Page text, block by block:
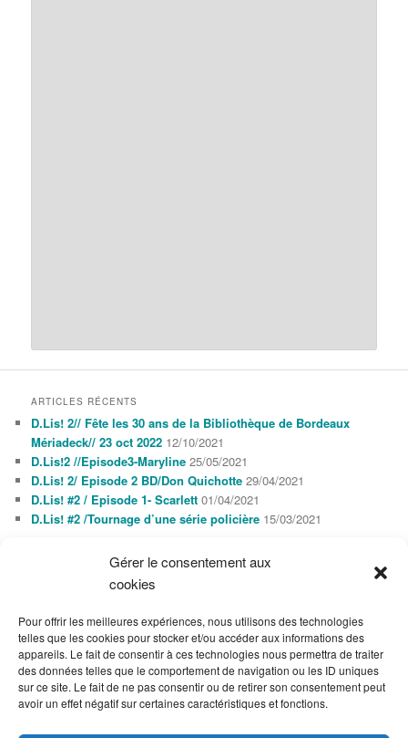
Gérer le consentement aux
cookies
Pour offrir les meilleures expériences, nous utilisons des technologies
telles que les cookies pour stocker et/ou accéder aux informations des
appareils. Le fait de consentir à ces technologies nous permettra de traiter
des données telles que le comportement de navigation ou les ID uniques
sur ce site. Le fait de ne pas consentir ou de retirer son consentement peut
avoir un effet négatif sur certaines caractéristiques et fonctions.
ARTICLES RÉCENTS
D.Lis! 2// Fête les 30 ans de la Bibliothèque de Bordeaux
Mériadeck// 23 oct 2022 12/10/2021
D.Lis!2 //Episode3-Maryline 25/05/2021
D.Lis! 2/ Episode 2 BD/Don Quichotte 29/04/2021
D.Lis! #2 / Episode 1- Scarlett 01/04/2021
D.Lis! #2 /Tournage d’une série policière 15/03/2021
1
2
3
4 5 6 7 8
9
10
11 12 13 14 15
16
17
18 19 20 21 22
23
24
25 26 27 28 29
30
« Oct